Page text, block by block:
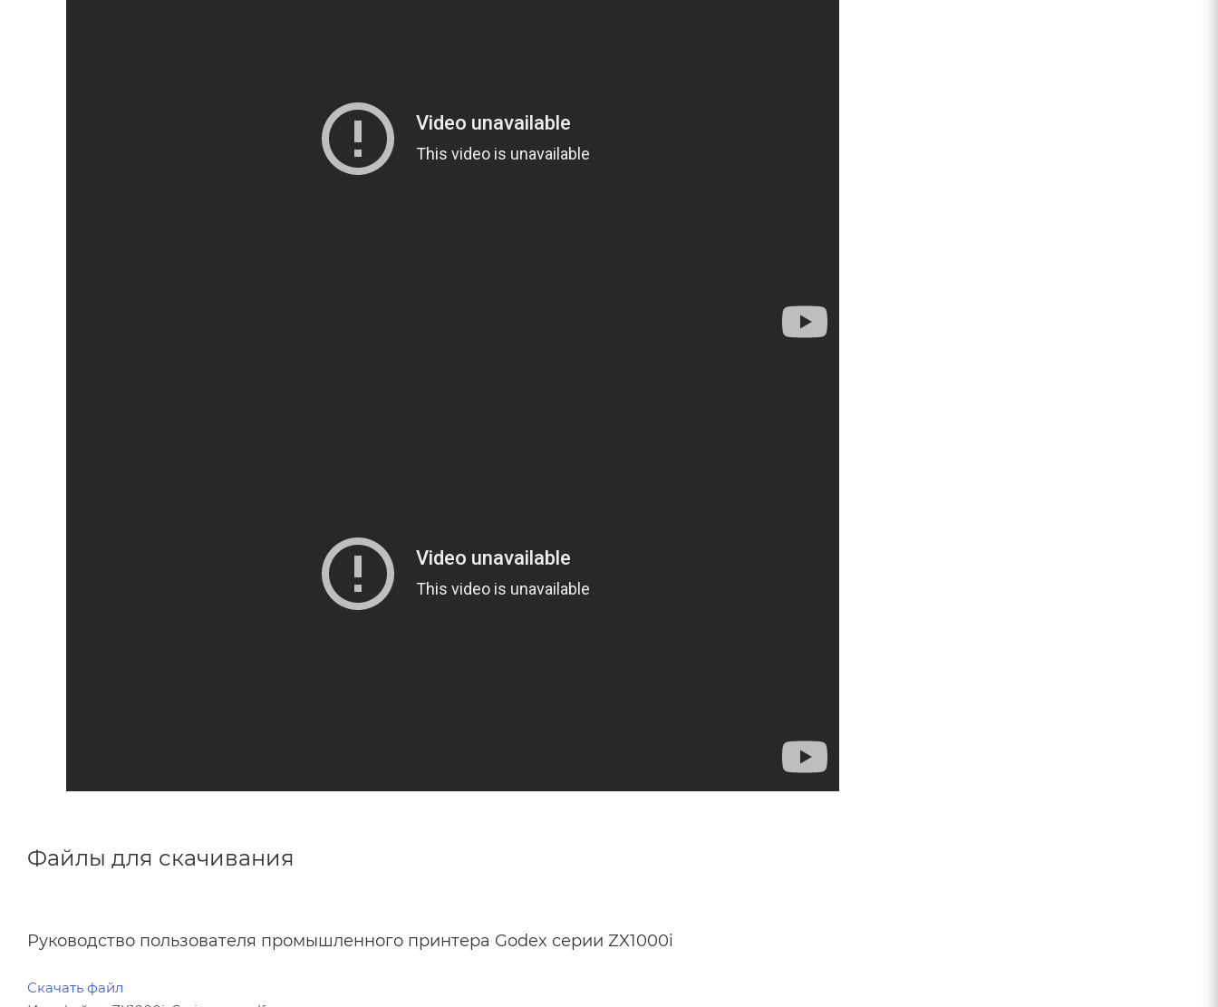
Файлы для скачивания
Руководство пользователя промышленного принтера Godex серии ZX1000i
Скачать файл